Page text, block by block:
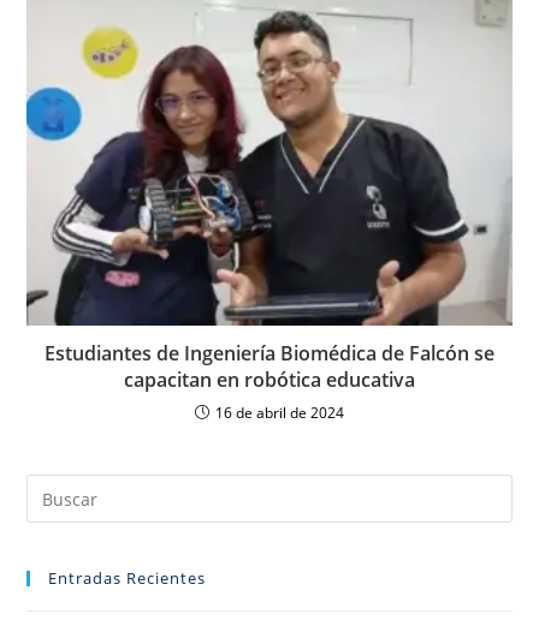
Estudiantes de Ingeniería Biomédica de Falcón se
capacitan en robótica educativa
16 de abril de 2024
Entradas Recientes